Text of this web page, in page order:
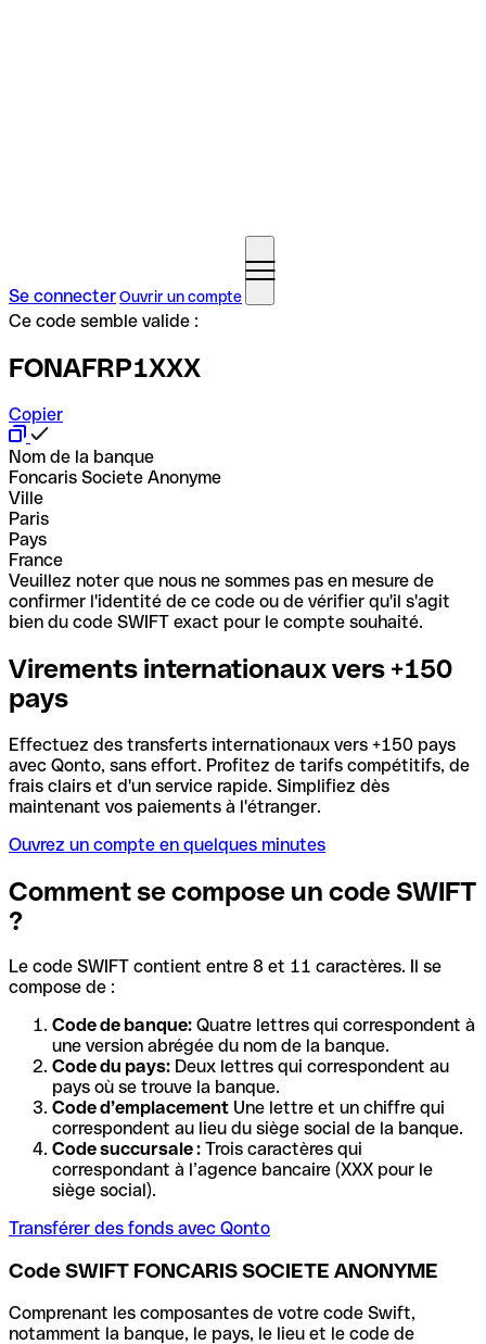
Se connecterOuvrir un compte
Ce code semble valide :
FONAFRP1XXX
Copier
Nom de la banque
Foncaris Societe Anonyme
Ville
Paris
Pays
France
Veuillez noter que nous ne sommes pas en mesure de
confirmer l'identité de ce code ou de vérifier qu'il s'agit
bien du code SWIFT exact pour le compte souhaité.
Virements internationaux vers +150
pays
Effectuez des transferts internationaux vers +150 pays
avec Qonto, sans effort. Profitez de tarifs compétitifs, de
frais clairs et d'un service rapide. Simplifiez dès
maintenant vos paiements à l'étranger.
Ouvrez un compte en quelques minutes
Comment se compose un code SWIFT
?
Le code SWIFT contient entre 8 et 11 caractères. Il se
compose de :
Code de banque: Quatre lettres qui correspondent à
une version abrégée du nom de la banque.
Code du pays: Deux lettres qui correspondent au
pays où se trouve la banque.
Code d’emplacement Une lettre et un chiffre qui
correspondent au lieu du siège social de la banque.
Code succursale : Trois caractères qui
correspondant à l’agence bancaire (XXX pour le
siège social).
Transférer des fonds avec Qonto
Code SWIFT FONCARIS SOCIETE ANONYME
Comprenant les composantes de votre code Swift,
notamment la banque, le pays, le lieu et le code de